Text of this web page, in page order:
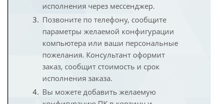
исполнения через мессенджер.
Позвоните по телефону, сообщите
параметры желаемой конфигурации
компьютера или ваши персональные
пожелания. Консультант оформит
заказ, сообщит стоимость и срок
исполнения заказа.
Вы можете добавить желаемую